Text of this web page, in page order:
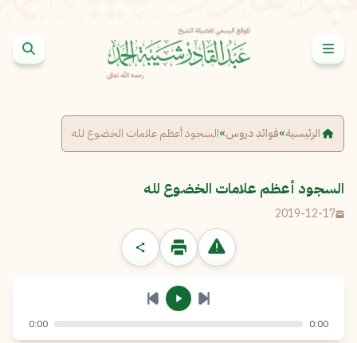
الرئيسية»فوائد دروس»السجود أعظم علامات الخضوع لله
السجود أعظم علامات الخضوع لله
2019-12-17
الإبلاغ عن مشكلة
الرسالة
0:00
0:00